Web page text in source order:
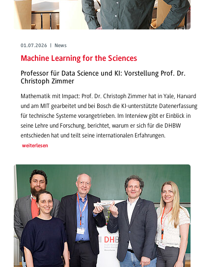
01.07.2026 | News
Machine Learning for the Sciences
Professor für Data Science und KI: Vorstellung Prof. Dr.
Christoph Zimmer
Mathematik mit Impact: Prof. Dr. Christoph Zimmer hat in Yale, Harvard
und am MIT gearbeitet und bei Bosch die KI-unterstützte Datenerfassung
für technische Systeme vorangetrieben. Im Interview gibt er Einblick in
seine Lehre und Forschung, berichtet, warum er sich für die DHBW
entschieden hat und teilt seine internationalen Erfahrungen.
weiterlesen